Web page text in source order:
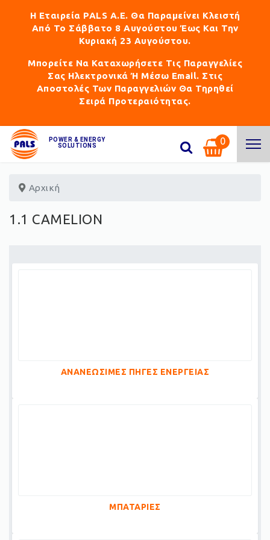
Η Εταιρεία PALS Α.Ε. Θα Παραμείνει Κλειστή
Από Το Σάββατο 8 Αυγούστου Έως Και Την
Κυριακή 23 Αυγούστου.
Μπορείτε Να Καταχωρήσετε Τις Παραγγελίες
Σας Ηλεκτρονικά Ή Μέσω Email. Στις
Αποστολές Των Παραγγελιών Θα Τηρηθεί
Σειρά Προτεραιότητας.
POWER & ENERGY
SOLUTIONS
0
Αρχική
1.1 CAMELION
ΑΝΑΝΕΩΣΙΜΕΣ ΠΗΓΕΣ ΕΝΕΡΓΕΙΑΣ
ΜΠΑΤΑΡΙΕΣ